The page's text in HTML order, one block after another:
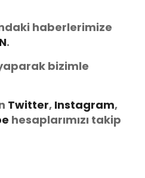
haberlerimize
.
bizimle
Twitter, Instagram,
hesaplarımızı takip